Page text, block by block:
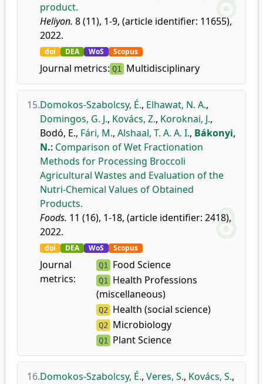
product.
Heliyon. 8 (11), 1-9, (article identifier: 11655),
2022.
doi DEA WoS Scopus
Journal metrics: Q1 Multidisciplinary
15.Domokos-Szabolcsy, É., Elhawat, N. A.,
Domingos, G. J., Kovács, Z., Koroknai, J.,
Bodó, E., Fári, M., Alshaal, T. A. A. I., Bákonyi,
N.: Comparison of Wet Fractionation
Methods for Processing Broccoli
Agricultural Wastes and Evaluation of the
Nutri-Chemical Values of Obtained
Products.
Foods. 11 (16), 1-18, (article identifier: 2418),
2022.
doi DEA WoS Scopus
Journal
metrics:
Q1 Food Science
Q1
Health Professions
(miscellaneous)
Q2 Health (social science)
Q2 Microbiology
Q1 Plant Science
16.Domokos-Szabolcsy, É., Veres, S., Kovács, S.,